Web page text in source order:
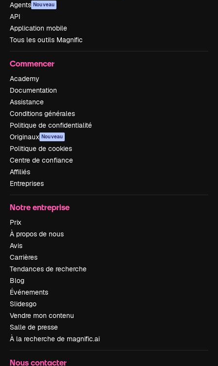
Agents Nouveau
API
Application mobile
Tous les outils Magnific
Commencer
Academy
Documentation
Assistance
Conditions générales
Politique de confidentialité
Originaux Nouveau
Politique de cookies
Centre de confiance
Affiliés
Entreprises
Notre entreprise
Prix
À propos de nous
Avis
Carrières
Tendances de recherche
Blog
Événements
Slidesgo
Vendre mon contenu
Salle de presse
À la recherche de magnific.ai
Nous contacter